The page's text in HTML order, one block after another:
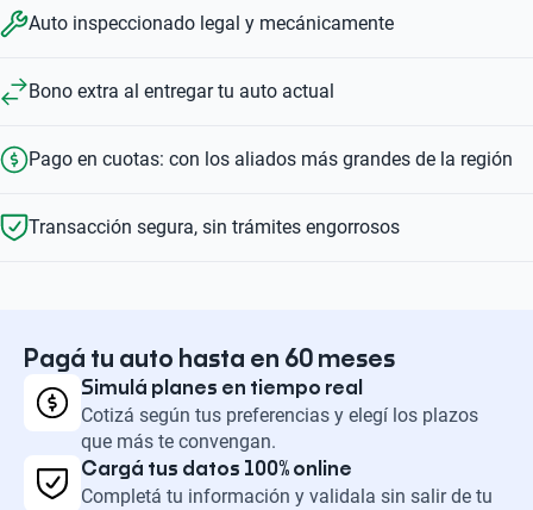
Auto inspeccionado legal y mecánicamente
Bono extra al entregar tu auto actual
Pago en cuotas: con los aliados más grandes de la región
Transacción segura, sin trámites engorrosos
Pagá tu auto hasta en 60 meses
Simulá planes en tiempo real
Cotizá según tus preferencias y elegí los plazos
que más te convengan.
Cargá tus datos 100% online
Completá tu información y validala sin salir de tu